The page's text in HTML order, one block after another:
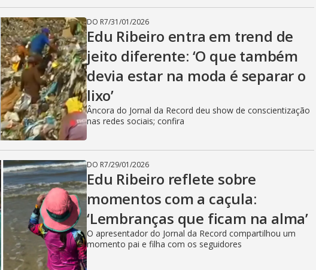
DO R7/31/01/2026
Edu Ribeiro entra em trend de
jeito diferente: ‘O que também
devia estar na moda é separar o
lixo’
Âncora do Jornal da Record deu show de conscientização
nas redes sociais; confira
DO R7/29/01/2026
Edu Ribeiro reflete sobre
momentos com a caçula:
‘Lembranças que ficam na alma’
O apresentador do Jornal da Record compartilhou um
momento pai e filha com os seguidores